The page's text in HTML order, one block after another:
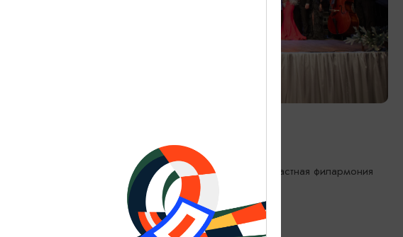
17.09.2026 19:00
Калининград, Калининградская областная филармония
им. Е.Ф. Светланова